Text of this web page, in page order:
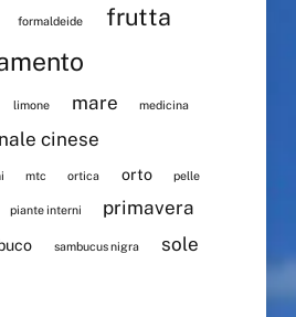
formaldeide frutta
limone mare medicina
cinese
mtc ortica orto pelle
piante interni primavera
sambucus nigra sole